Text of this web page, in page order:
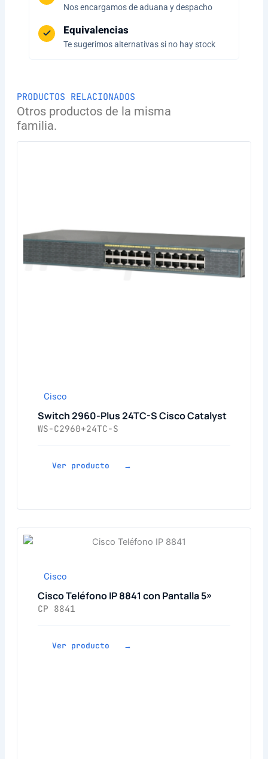
Nos encargamos de aduana y despacho
Equivalencias
Te sugerimos alternativas si no hay stock
PRODUCTOS RELACIONADOS
Otros productos de la misma
familia.
Cisco
Switch 2960-Plus 24TC-S Cisco Catalyst
WS-C2960+24TC-S
Ver producto →
Cisco
Cisco Teléfono IP 8841 con Pantalla 5»
CP 8841
Ver producto →